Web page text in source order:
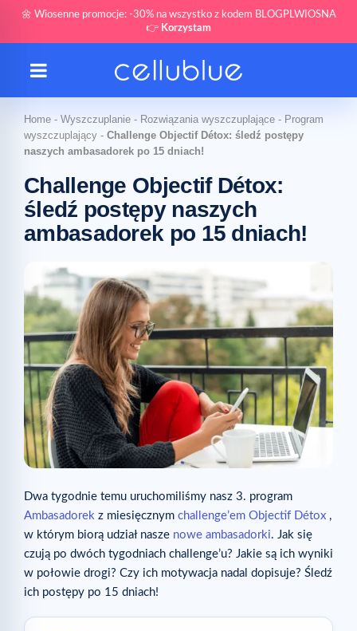
🌼 Wiosenne promocje: -30% na wszystko z kodem BLOGPLWIOSNA
👉 Korzystam
Home - Wyszczuplanie - Rozwiązania wyszczuplające - Program
wyszczuplający - Challenge Objectif Détox: śledź postępy
naszych ambasadorek po 15 dniach!
Challenge Objectif Détox:
śledź postępy naszych
ambasadorek po 15 dniach!
Dwa tygodnie temu uruchomiliśmy nasz 3. program
Ambasadorek z miesięcznym challenge’em Objectif Détox ,
w którym biorą udział nasze nowe ambasadorki. Jak się
czują po dwóch tygodniach challenge’u? Jakie są ich wyniki
w połowie drogi? Czy ich motywacja nadal dopisuje? Śledź
ich postępy po 15 dniach!